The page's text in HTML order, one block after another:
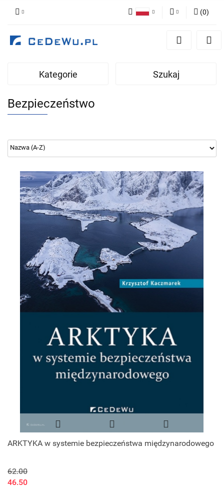
Zaloguj się
(0)
Kategorie Szukaj
Bezpieczeństwo
ARKTYKA w systemie bezpieczeństwa międzynarodowego
62.00
46.50